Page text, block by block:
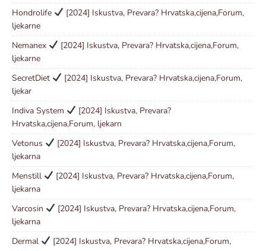
Hondrolife
[2024] Iskustva, Prevara? Hrvatska,cijena,Forum,
ljekarne
Nemanex
[2024] Iskustva, Prevara? Hrvatska,cijena,Forum,
ljekarne
SecretDiet
[2024] Iskustva, Prevara? Hrvatska,cijena,Forum,
ljekar
Indiva System
[2024] Iskustva, Prevara?
Hrvatska,cijena,Forum, ljekarn
Vetonus
[2024] Iskustva, Prevara? Hrvatska,cijena,Forum,
ljekarna
Menstill
[2024] Iskustva, Prevara? Hrvatska,cijena,Forum,
ljekarna
Varcosin
[2024] Iskustva, Prevara? Hrvatska,cijena,Forum,
ljekarna
Dermal
[2024] Iskustva, Prevara? Hrvatska,cijena,Forum,